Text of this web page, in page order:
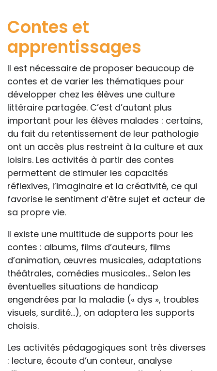
Contes et
apprentissages
Il est nécessaire de proposer beaucoup de
contes et de varier les thématiques pour
développer chez les élèves une culture
littéraire partagée. C’est d’autant plus
important pour les élèves malades : certains,
du fait du retentissement de leur pathologie
ont un accès plus restreint à la culture et aux
loisirs. Les activités à partir des contes
permettent de stimuler les capacités
réflexives, l’imaginaire et la créativité, ce qui
favorise le sentiment d’être sujet et acteur de
sa propre vie.
Il existe une multitude de supports pour les
contes : albums, films d’auteurs, films
d’animation, œuvres musicales, adaptations
théâtrales, comédies musicales… Selon les
éventuelles situations de handicap
engendrées par la maladie (« dys », troubles
visuels, surdité…), on adaptera les supports
choisis.
Les activités pédagogiques sont très diverses
: lecture, écoute d’un conteur, analyse